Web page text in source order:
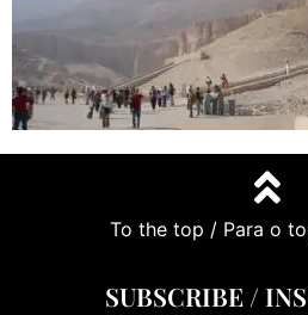
To the top / Para o
SUBSCRIBE /